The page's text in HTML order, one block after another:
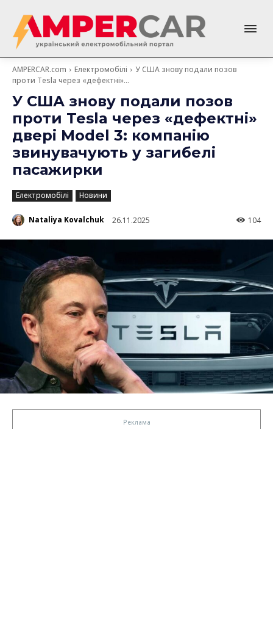
AMPERCAR.com Електромобілі
У США знову подали позов
проти Tesla через «дефектні»...
У США знову подали позов
проти Tesla через «дефектні»
двері Model 3: компанію
звинувачують у загибелі
пасажирки
Електромобілі Новини
Nataliya Kovalchuk 26.11.2025 104